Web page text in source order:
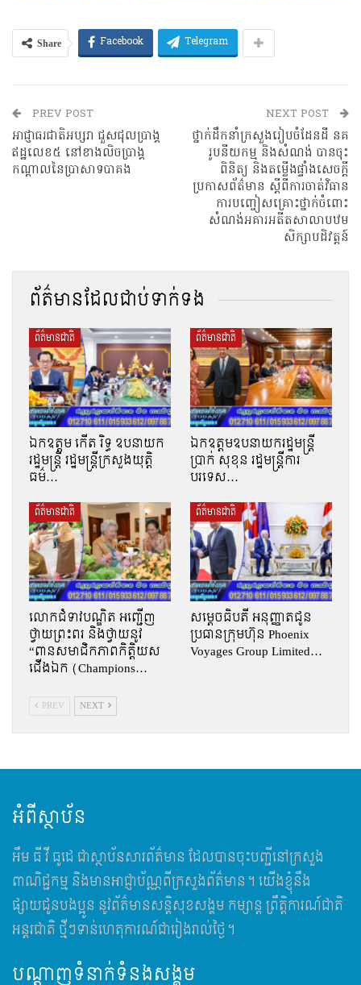
Share Facebook Telegram
PREV POST
អាជ្ញាធរជាតិអប្សរា ជួសជុលប្រាង្គ
ឥដ្ឋលេខ៥ នៅខាងលិចប្រាង្គ
កណ្តាលនៃប្រាសាទបាគង
NEXT POST
ថ្នាក់ដឹកនាំក្រសួងរៀបចំដែនដី នគ
រូបនីយកម្ម និងសំណង់ បានចុះ
ពិនិត្យ និងតម្លើងផ្ទាំងសេចក្តី
ប្រកាសព័ត៌មាន ស្តីពីការចាត់វិធាន
ការបញ្ចៀសគ្រោះថ្នាក់ចំពោះ
សំណង់អគារអតីតសាលាបឋម
សិក្សាបដិវត្តន៍
ព័ត៌មានដែលជាប់ទាក់ទង
ព័ត៌មានជាតិ
ឯកឧត្តម កើត រិទ្ធ ឧបនាយក
រដ្ឋមន្ត្រី រដ្ឋមន្ត្រីក្រសួងយុត្តិ
ធម៌…
ព័ត៌មានជាតិ
ឯកឧត្តមឧបនាយករដ្ឋមន្រ្តី
ប្រាក់ សុខុន រដ្ឋមន្រ្តីការ
បរទេស…
ព័ត៌មានជាតិ
លោកជំទាវបណ្ឌិត អញ្ជើញ
ថ្វាយព្រះពរ និងថ្វាយនូវ
“ពានសមាជិកភាពកិត្តិយស
ជើងឯក (Champions…
ព័ត៌មានជាតិ
សម្តេចធិបតី អនុញ្ញាតជូន
ប្រធានក្រុមហ៊ុន Phoenix
Voyages Group Limited…
PREV NEXT
អំពីស្ថាប័ន
អឹម​ ធី វី ធូដេ ជាស្ថាប័នសារព័ត៌មាន ដែលបានចុះបញ្ជីនៅក្រសួង
ពាណិជ្ជកម្ម និងមានអាជ្ញាប័ណ្ណពីក្រសួងព័ត៌មាន។ យើងខ្ញុំនឹង
ផ្សាយជូនបងប្អូន នូវព័ត៌មានសន្តិសុខសង្គម កម្សាន្ត ព្រឹត្តិការណ៍ជាតិ
អន្តរជាតិ ថ្មីៗទាន់ហេតុការណ៍ជារៀងរាល់ថ្ងៃ។
បណ្តាញទំនាក់ទំនងសង្គម